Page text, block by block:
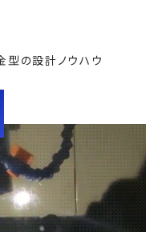
の設計ノウハウ